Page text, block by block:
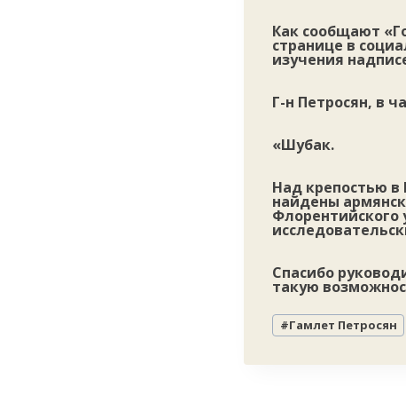
Как сообщают
странице в
изучения
Г-н Петросян, в
«Шубак.
Над крепостью в
найдены
Флорентийского
Спасибо
такую
Метки
записи:
#Гамлет Петросян